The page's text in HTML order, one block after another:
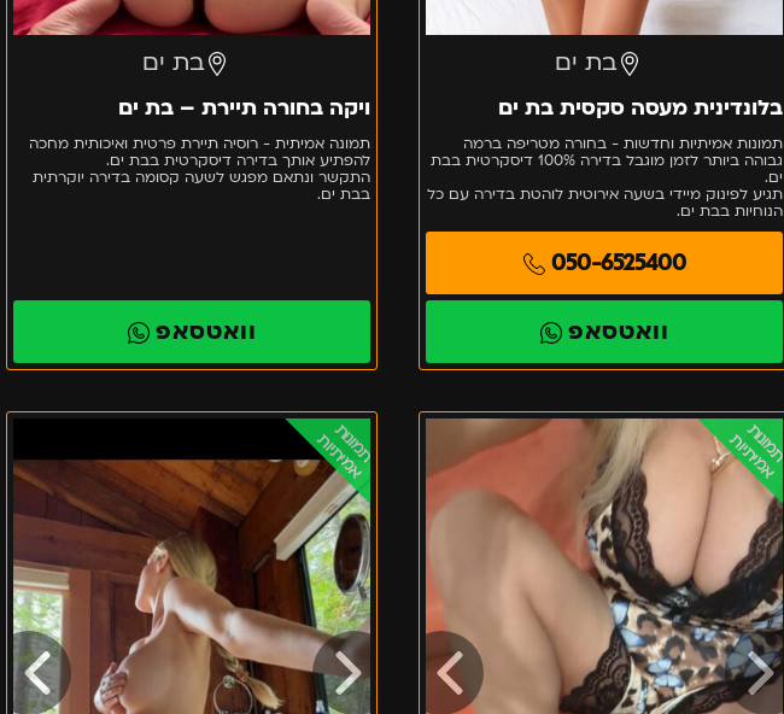
בת ים
בלונדינית מעסה סקסית בת ים
תמונות אמיתיות וחדשות - בחורה מטריפה ברמה
גבוהה ביותר לזמן מוגבל בדירה 100% דיסקרטית בבת
ים.
תגיע לפינוק מיידי בשעה אירוטית לוהטת בדירה עם כל
הנוחיות בבת ים.
050-6525400
וואטסאפ
בת ים
ויקה בחורה תיירת – בת ים
תמונה אמיתית - רוסיה תיירת פרטית ואיכותית מחכה
להפתיע אותך בדירה דיסקרטית בבת ים.
התקשר ונתאם מפגש לשעה קסומה בדירה יוקרתית
בבת ים.
וואטסאפ
תמונות
אמיתיות
שחר
חדשה
ישראלית
צברית
בבת
ים
תמונות
אמיתיות
בבת
ים
אישה
פצצה
אמיתית